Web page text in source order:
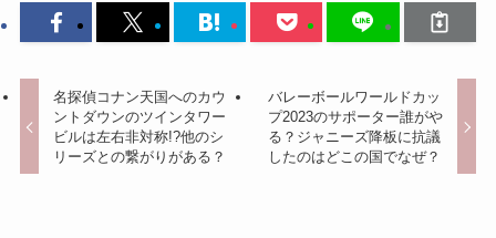
名探偵コナン天国へのカウ
ントダウンのツインタワー
ビルは左右非対称!?他のシ
リーズとの繋がりがある？
バレーボールワールドカッ
プ2023のサポーター誰がや
る？ジャニーズ降板に抗議
したのはどこの国でなぜ？